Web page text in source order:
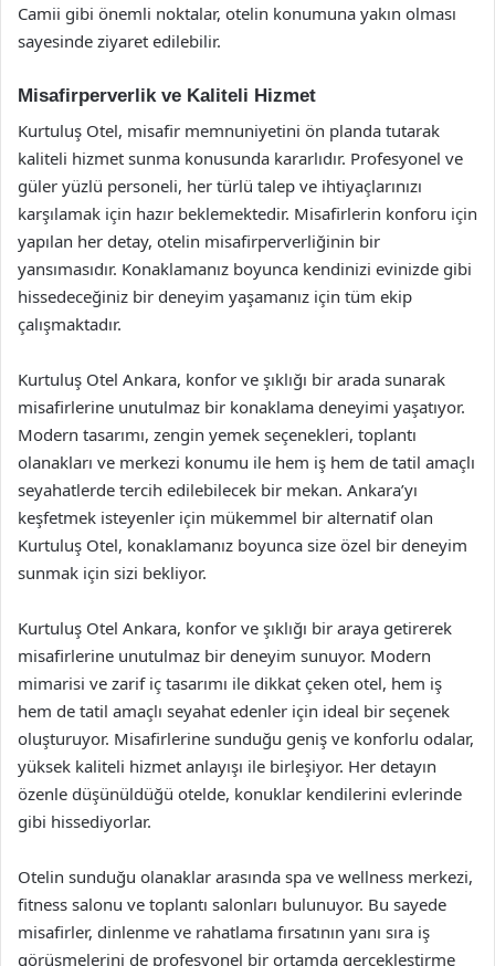
Camii gibi önemli noktalar, otelin konumuna yakın olması
sayesinde ziyaret edilebilir.
Misafirperverlik ve Kaliteli Hizmet
Kurtuluş Otel, misafir memnuniyetini ön planda tutarak
kaliteli hizmet sunma konusunda kararlıdır. Profesyonel ve
güler yüzlü personeli, her türlü talep ve ihtiyaçlarınızı
karşılamak için hazır beklemektedir. Misafirlerin konforu için
yapılan her detay, otelin misafirperverliğinin bir
yansımasıdır. Konaklamanız boyunca kendinizi evinizde gibi
hissedeceğiniz bir deneyim yaşamanız için tüm ekip
çalışmaktadır.
Kurtuluş Otel Ankara, konfor ve şıklığı bir arada sunarak
misafirlerine unutulmaz bir konaklama deneyimi yaşatıyor.
Modern tasarımı, zengin yemek seçenekleri, toplantı
olanakları ve merkezi konumu ile hem iş hem de tatil amaçlı
seyahatlerde tercih edilebilecek bir mekan. Ankara’yı
keşfetmek isteyenler için mükemmel bir alternatif olan
Kurtuluş Otel, konaklamanız boyunca size özel bir deneyim
sunmak için sizi bekliyor.
Kurtuluş Otel Ankara, konfor ve şıklığı bir araya getirerek
misafirlerine unutulmaz bir deneyim sunuyor. Modern
mimarisi ve zarif iç tasarımı ile dikkat çeken otel, hem iş
hem de tatil amaçlı seyahat edenler için ideal bir seçenek
oluşturuyor. Misafirlerine sunduğu geniş ve konforlu odalar,
yüksek kaliteli hizmet anlayışı ile birleşiyor. Her detayın
özenle düşünüldüğü otelde, konuklar kendilerini evlerinde
gibi hissediyorlar.
Otelin sunduğu olanaklar arasında spa ve wellness merkezi,
fitness salonu ve toplantı salonları bulunuyor. Bu sayede
misafirler, dinlenme ve rahatlama fırsatının yanı sıra iş
görüşmelerini de profesyonel bir ortamda gerçekleştirme